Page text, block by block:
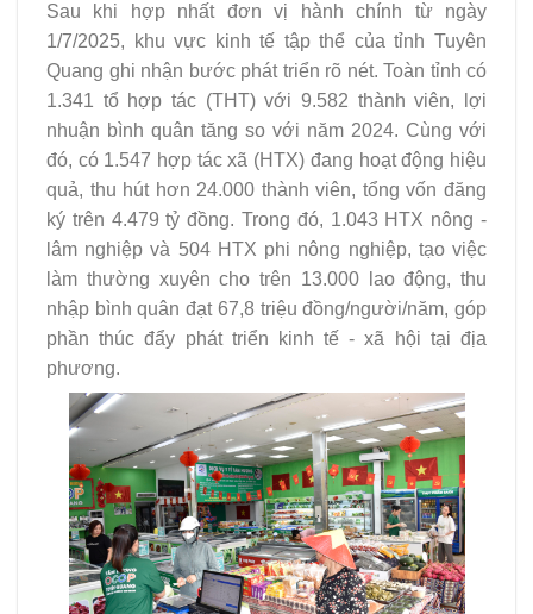
Sau khi hợp nhất đơn vị hành chính từ ngày
1/7/2025, khu vực kinh tế tập thể của tỉnh Tuyên
Quang ghi nhận bước phát triển rõ nét. Toàn tỉnh có
1.341 tổ hợp tác (THT) với 9.582 thành viên, lợi
nhuận bình quân tăng so với năm 2024. Cùng với
đó, có 1.547 hợp tác xã (HTX) đang hoạt động hiệu
quả, thu hút hơn 24.000 thành viên, tổng vốn đăng
ký trên 4.479 tỷ đồng. Trong đó, 1.043 HTX nông -
lâm nghiệp và 504 HTX phi nông nghiệp, tạo việc
làm thường xuyên cho trên 13.000 lao động, thu
nhập bình quân đạt 67,8 triệu đồng/người/năm, góp
phần thúc đẩy phát triển kinh tế - xã hội tại địa
phương.